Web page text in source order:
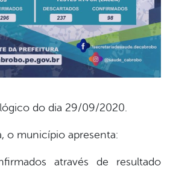
do dia 29/09/2020.
o município apresenta:
através de resultado